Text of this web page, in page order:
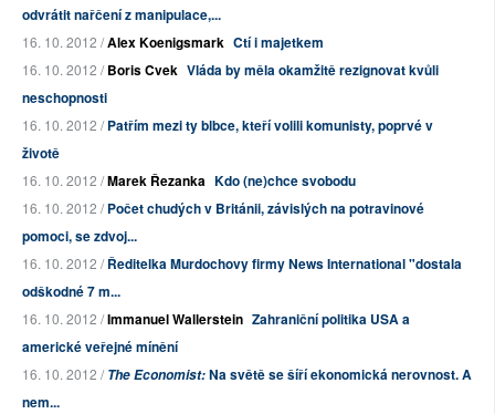
odvrátit nařčení z manipulace,...
16. 10. 2012 /Alex Koenigsmark Ctí i majetkem
16. 10. 2012 /Boris Cvek Vláda by měla okamžitě rezignovat kvůli
neschopnosti
16. 10. 2012 /Patřím mezi ty blbce, kteří volili komunisty, poprvé v
životě
16. 10. 2012 /Marek Řezanka Kdo (ne)chce svobodu
16. 10. 2012 /Počet chudých v Británii, závislých na potravinové
pomoci, se zdvoj...
16. 10. 2012 /Ředitelka Murdochovy firmy News International "dostala
odškodné 7 m...
16. 10. 2012 /Immanuel Wallerstein Zahraniční politika USA a
americké veřejné mínění
16. 10. 2012 /The Economist:Na světě se šíří ekonomická nerovnost. A
nem...